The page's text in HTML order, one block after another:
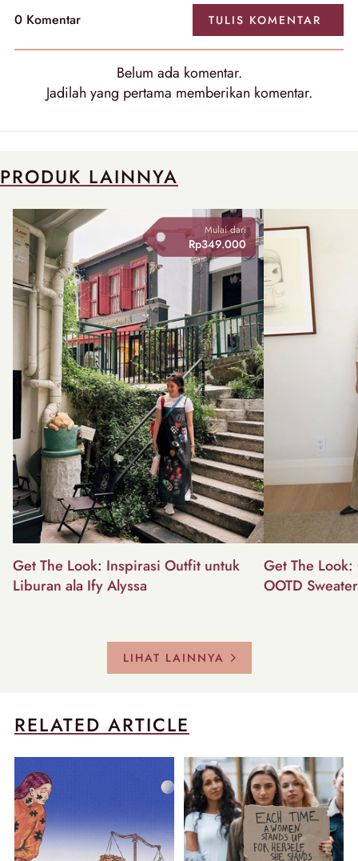
0 Komentar TULIS KOMENTAR
Belum ada komentar.
Jadilah yang pertama memberikan komentar.
PRODUK LAINNYA
Mulai dari
Rp349.000
Get The Look: Inspirasi Outfit untuk
Liburan ala Ify Alyssa
Get The
OOTD
LIHAT LAINNYA
RELATED ARTICLE